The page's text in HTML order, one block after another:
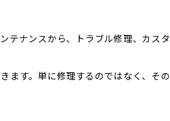
テナンスから、トラブル修理、カスタ
ます。単に修理するのではなく、その